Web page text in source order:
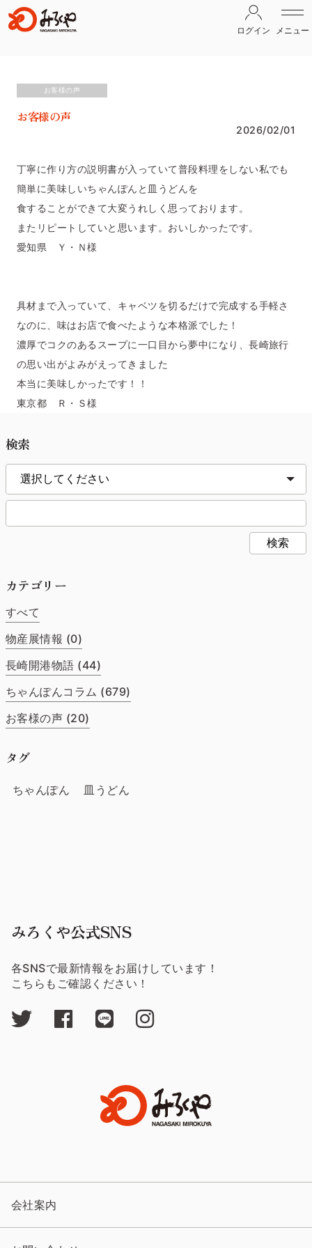
ログイン メニュー
お客様の声
お客様の声
2026/02/01
丁寧に作り方の説明書が入っていて普段料理をしない私でも
簡単に美味しいちゃんぽんと皿うどんを
食することができて大変うれしく思っております。
またリピートしていと思います。おいしかったです。
愛知県 Ｙ・Ｎ様
具材まで入っていて、キャベツを切るだけで完成する手軽さ
なのに、味はお店で食べたような本格派でした！
濃厚でコクのあるスープに一口目から夢中になり、長崎旅行
の思い出がよみがえってきました
本当に美味しかったです！！
東京都 Ｒ・Ｓ様
検索
検索
カテゴリー
すべて
物産展情報 (0)
長崎開港物語 (44)
ちゃんぽんコラム (679)
お客様の声 (20)
タグ
ちゃんぽん 皿うどん
みろくや公式SNS
各SNSで最新情報をお届けしています！
こちらもご確認ください！
会社案内